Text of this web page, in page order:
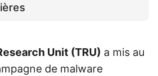
Unit (TRU) a mis au
de malware